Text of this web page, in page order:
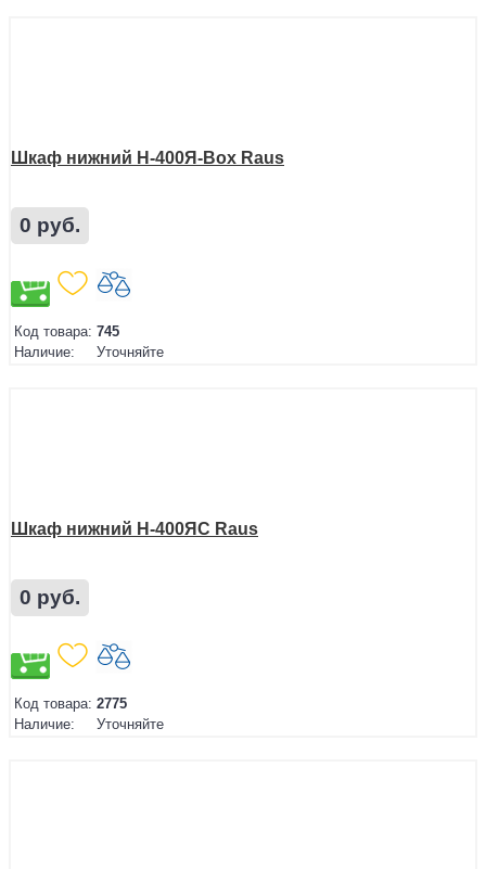
Шкаф нижний Н-400Я-Box Raus
0 руб.
Код товара: 745
Наличие:
Уточняйте
Шкаф нижний Н-400ЯС Raus
0 руб.
Код товара: 2775
Наличие:
Уточняйте